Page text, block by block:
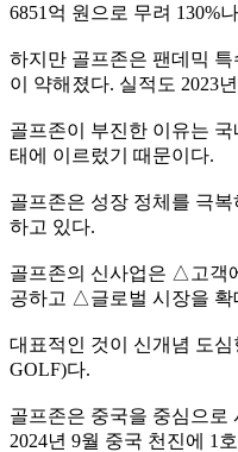
6851억 원으로 무려 130%
하지만 골프존은 팬데믹
이 약해졌다. 실적도 2023
골프존이 부진한 이유는
태에 이르렀기 때문이다.
골프존은 성장 정체를 극
하고 있다.
골프존의 신사업은 △고객
공하고 △글로벌 시장을 확
대표적인 것이 신개념 도
GOLF)다.
골프존은 중국을 중심으로
2024년 9월 중국 천진에 1